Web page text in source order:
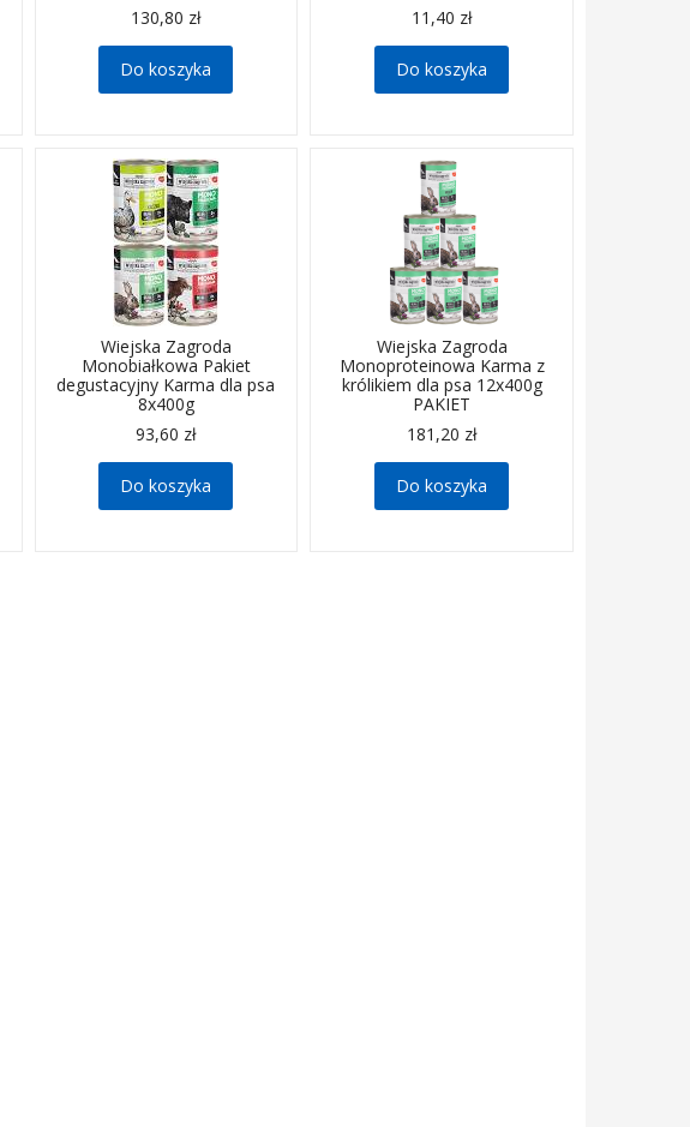
130,80 zł
Do koszyka
11,40 zł
Do koszyka
Wiejska Zagroda
Monobiałkowa Pakiet
degustacyjny Karma dla psa
8x400g
93,60 zł
Do koszyka
Wiejska Zagroda
Monoproteinowa Karma z
królikiem dla psa 12x400g
PAKIET
181,20 zł
Do koszyka